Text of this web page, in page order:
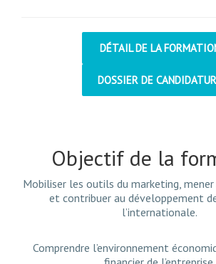
DÉTAIL DE LA
DOSSIER DE
Objectif de la
Mobiliser les outils du marketing,
et contribuer au développement
l’internationale.
Comprendre l’environnement